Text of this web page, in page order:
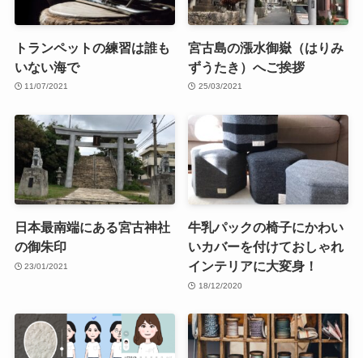
トランペットの練習は誰も
いない海で
11/07/2021
宮古島の漲水御嶽（はりみ
ずうたき）へご挨拶
25/03/2021
日本最南端にある宮古神社
の御朱印
23/01/2021
牛乳パックの椅子にかわい
いカバーを付けておしゃれ
インテリアに大変身！
18/12/2020